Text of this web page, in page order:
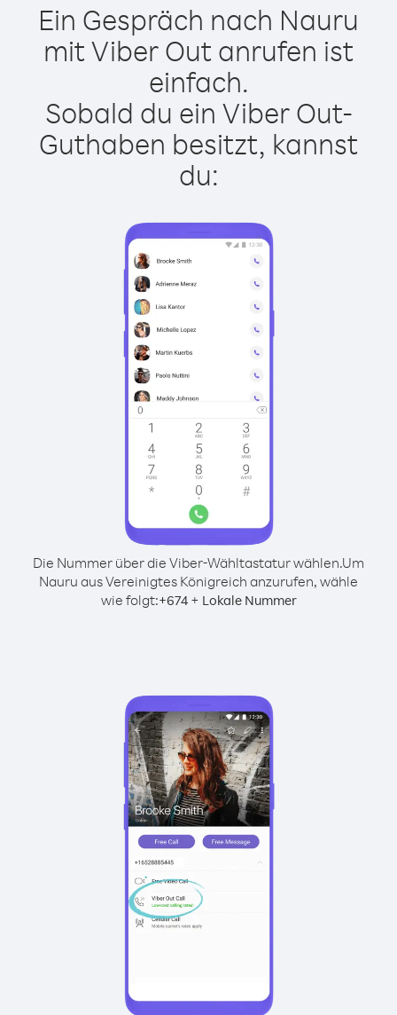
Ein Gespräch nach Nauru
mit Viber Out anrufen ist
einfach.
Sobald du ein Viber Out-
Guthaben besitzt, kannst
du:
Die Nummer über die Viber-Wähltastatur wählen.Um
Nauru aus Vereinigtes Königreich anzurufen, wähle
wie folgt:+674+ Lokale Nummer